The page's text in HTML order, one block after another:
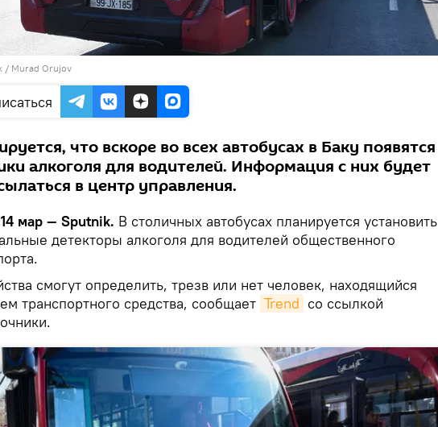
/ Murad Orujov
что вскоре во всех автобусах в Баку появятся
алкоголя для водителей. Информация с них будет
в центр управления.
мар — Sputnik. В столичных автобусах планируется установить
детекторы алкоголя для водителей общественного
смогут определить, трезв или нет человек, находящийся
транспортного средства, сообщает Trend со ссылкой